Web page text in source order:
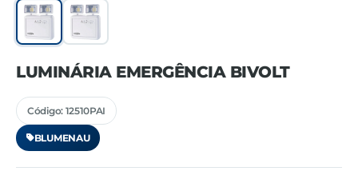
LUMINÁRIA EMERGÊNCIA BIVOLT
Código: 12510PAI
BLUMENAU